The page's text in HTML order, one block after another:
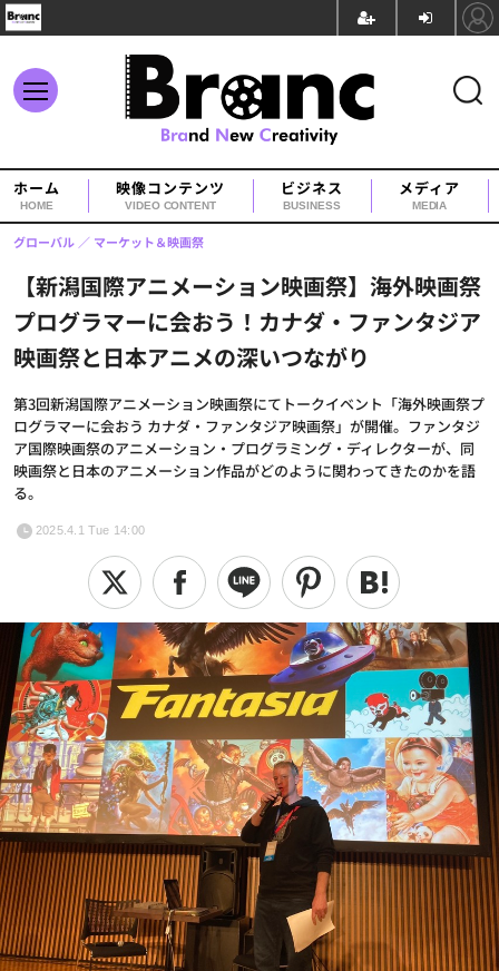
ホーム
HOME
映像コンテンツ
VIDEO CONTENT
ビジネス
BUSINESS
メディア
MEDIA
【新潟国際アニメーション映画祭】海外映画祭
プログラマーに会おう！カナダ・ファンタジア
映画祭と日本アニメの深いつながり
第3回新潟国際アニメーション映画祭にてトークイベント「海外映画祭プ
ログラマーに会おう カナダ・ファンタジア映画祭」が開催。ファンタジ
ア国際映画祭のアニメーション・プログラミング・ディレクターが、同
映画祭と日本のアニメーション作品がどのように関わってきたのかを語
る。
グローバル マーケット＆映画祭
2025.4.1 Tue 14:00